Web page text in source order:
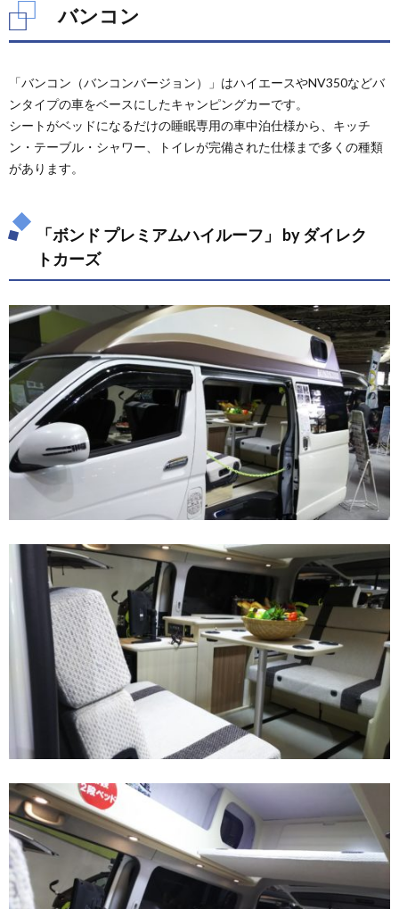
バンコン
「バンコン（バンコンバージョン）」はハイエースやNV350などバ
ンタイプの車をベースにしたキャンピングカーです。
シートがベッドになるだけの睡眠専用の車中泊仕様から、キッチ
ン・テーブル・シャワー、トイレが完備された仕様まで多くの種類
があります。
「ボンド プレミアムハイルーフ」 by ダイレク
トカーズ